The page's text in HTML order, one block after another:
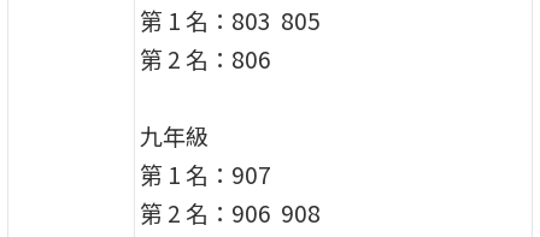
第 1 名：803 805
第 2 名：806
九年級
第 1 名：907
第 2 名：906 908